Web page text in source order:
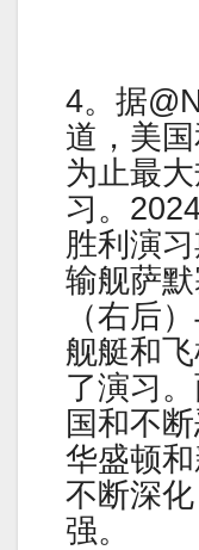
4。据
道，美
为止最
习。
胜利演
输舰萨
（右后
舰艇和
了演习
国和不
华盛顿
不断深
强。